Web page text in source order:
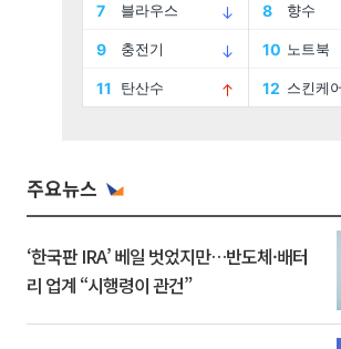
주요뉴스
‘한국판 IRA’ 베일 벗었지만…반도체·배터
리 업계 “시행령이 관건”